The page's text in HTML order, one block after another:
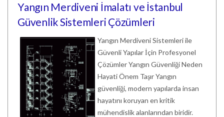
Yangın Merdiveni İmalatı ve İstanbul
Güvenlik Sistemleri Çözümleri
Yangın Merdiveni Sistemleri ile
Güvenli Yapılar İçin Profesyonel
Çözümler Yangın Güvenliği Neden
Hayati Önem Taşır Yangın
güvenliği, modern yapılarda insan
hayatını koruyan en kritik
mühendislik alanlarından biridir.